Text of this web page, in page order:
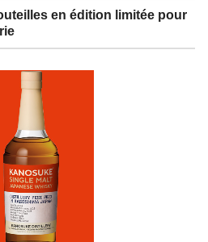
en édition limitée pour